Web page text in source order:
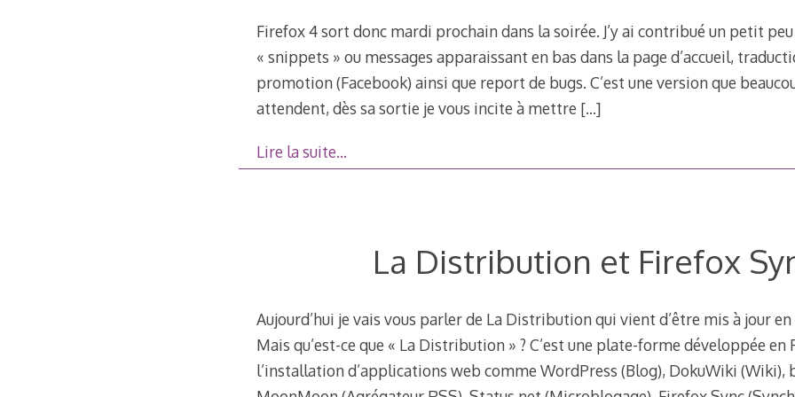
Firefox 4 sort donc mardi prochain dans la soirée. J’y ai contribué un petit
« snippets » ou messages apparaissant en bas dans la page d’accueil,
promotion (Facebook) ainsi que report de bugs. C’est une version que
attendent, dès sa sortie je vous incite à mettre […]
Lire la suite…
La Distribution et Firefox
Aujourd’hui je vais vous parler de La Distribution qui vient d’être mis à jour
Mais qu’est-ce que « La Distribution » ? C’est une plate-forme développée
l’installation d’applications web comme WordPress (Blog), DokuWiki (Wiki),